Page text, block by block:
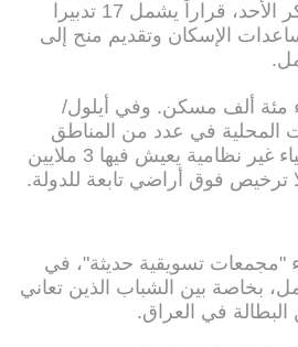
نحو عام، في وقت مبكر الأحد، قراراً يشمل 17 تدبيرا
الإسكان وتقديم منح إلى
مئة ألف مسكن. وفي أيلول/
المحلية في عدد من المناطق
بهدم منازل تقع في أحياء غير نظامية يعيش فيها 3 ملايين
ترخيص فوق أراضي تابعة للدولة.
"مجمعات تسويقية حديثة"، في
بخاصة بين الشباب الذين تعاني